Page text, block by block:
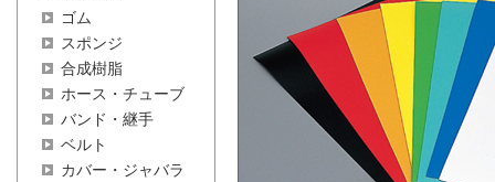
ゴム
スポンジ
合成樹脂
ホース・チューブ
バンド・継手
ベルト
カバー・ジャバラ